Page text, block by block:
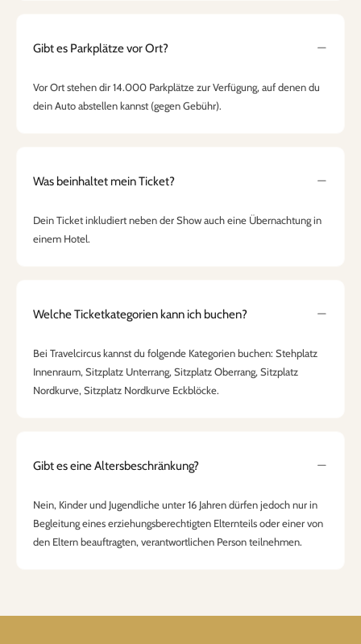
Gibt es Parkplätze vor Ort?
Vor Ort stehen dir 14.000 Parkplätze zur Verfügung, auf denen du
dein Auto abstellen kannst (gegen Gebühr).
Was beinhaltet mein Ticket?
Dein Ticket inkludiert neben der Show auch eine Übernachtung in
einem Hotel.
Welche Ticketkategorien kann ich buchen?
Bei Travelcircus kannst du folgende Kategorien buchen: Stehplatz
Innenraum, Sitzplatz Unterrang, Sitzplatz Oberrang, Sitzplatz
Nordkurve, Sitzplatz Nordkurve Eckblöcke.
Gibt es eine Altersbeschränkung?
Nein, Kinder und Jugendliche unter 16 Jahren dürfen jedoch nur in
Begleitung eines erziehungsberechtigten Elternteils oder einer von
den Eltern beauftragten, verantwortlichen Person teilnehmen.